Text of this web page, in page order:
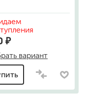
₽
вариант